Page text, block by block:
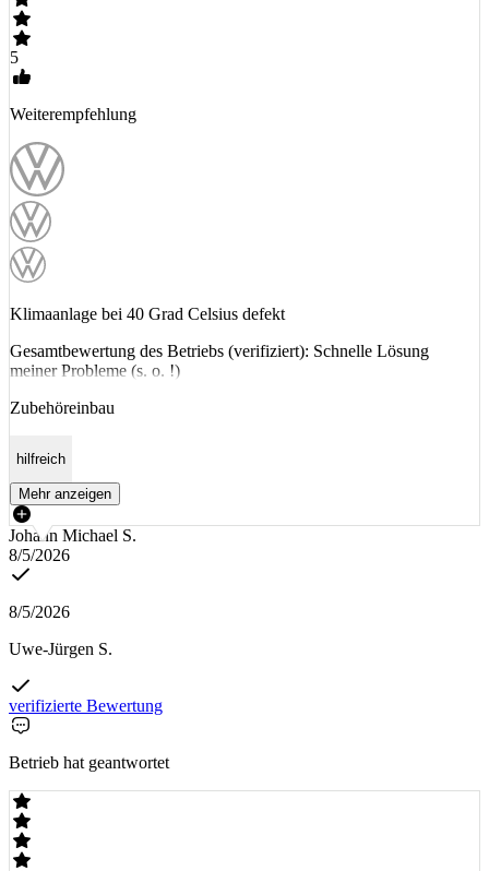
5
Weiterempfehlung
Klimaanlage bei 40 Grad Celsius defekt
Gesamtbewertung des Betriebs (verifiziert): Schnelle Lösung
meiner Probleme (s. o. !)
Zubehöreinbau
hilfreich
Mehr anzeigen
Johann Michael S.
8/5/2026
8/5/2026
Uwe-Jürgen S.
verifizierte Bewertung
Betrieb hat geantwortet